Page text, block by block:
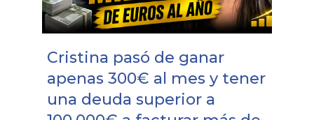
Cristina pasó de ganar
apenas 300€ al mes y tener
una deuda superior a